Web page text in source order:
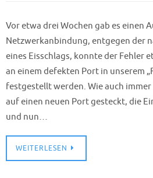
Vor etwa drei Wochen gab es einen
Netzwerkanbindung, entgegen der
eines Eisschlags, konnte der Fehler
an einem defekten Port in unserem
festgestellt werden. Wie auch
auf einen neuen Port gesteckt, die
und nun…
WEITERLESEN